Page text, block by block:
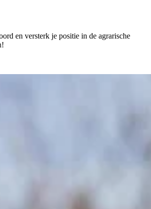
en versterk je positie in de agrarische